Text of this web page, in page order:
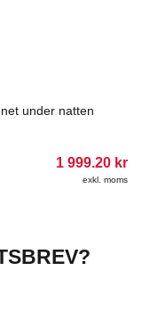
under natten
1 999.20 kr
exkl. moms